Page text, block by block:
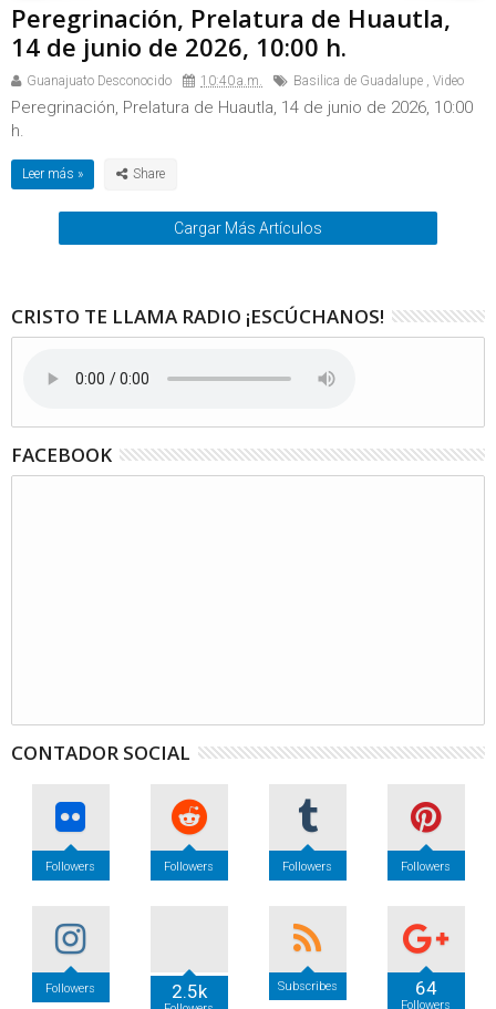
Peregrinación, Prelatura de Huautla,
14 de junio de 2026, 10:00 h.
Guanajuato Desconocido 10:40 a.m. Basilica de Guadalupe , Video
Peregrinación, Prelatura de Huautla, 14 de junio de 2026, 10:00
h.
Leer más »
Cargar Más Artículos
CRISTO TE LLAMA RADIO ¡ESCÚCHANOS!
FACEBOOK
CONTADOR SOCIAL
Followers Followers Followers Followers
Followers 2.5k Subscribes 64
Followers